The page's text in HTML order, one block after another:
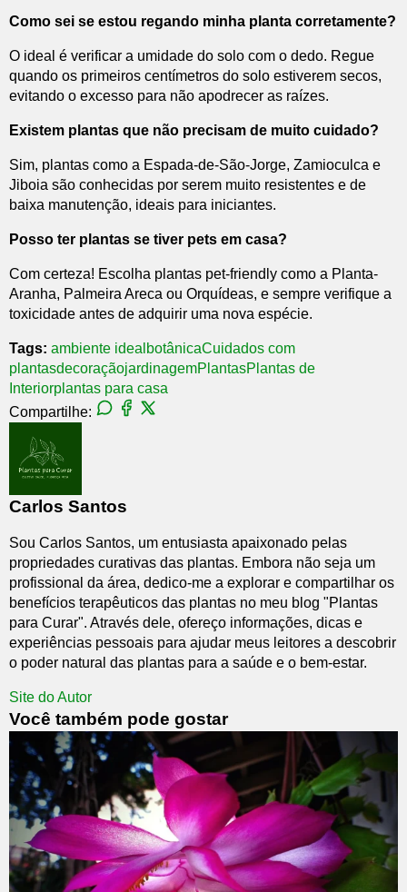
Como sei se estou regando minha planta corretamente?
O ideal é verificar a umidade do solo com o dedo. Regue
quando os primeiros centímetros do solo estiverem secos,
evitando o excesso para não apodrecer as raízes.
Existem plantas que não precisam de muito cuidado?
Sim, plantas como a Espada-de-São-Jorge, Zamioculca e
Jiboia são conhecidas por serem muito resistentes e de
baixa manutenção, ideais para iniciantes.
Posso ter plantas se tiver pets em casa?
Com certeza! Escolha plantas pet-friendly como a Planta-
Aranha, Palmeira Areca ou Orquídeas, e sempre verifique a
toxicidade antes de adquirir uma nova espécie.
Tags: ambiente ideal botânicaCuidados com
plantasdecoraçãojardinagemPlantasPlantas de
Interiorplantas para casa
Compartilhe:
Carlos Santos
Sou Carlos Santos, um entusiasta apaixonado pelas
propriedades curativas das plantas. Embora não seja um
profissional da área, dedico-me a explorar e compartilhar os
benefícios terapêuticos das plantas no meu blog "Plantas
para Curar". Através dele, ofereço informações, dicas e
experiências pessoais para ajudar meus leitores a descobrir
o poder natural das plantas para a saúde e o bem-estar.
Site do Autor
Você também pode gostar